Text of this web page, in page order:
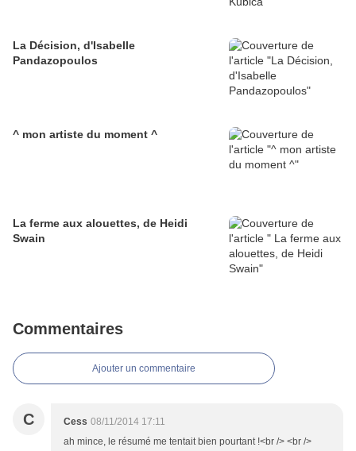
La Décision, d'Isabelle
Pandazopoulos
^ mon artiste du moment ^
La ferme aux alouettes, de Heidi
Swain
Commentaires
Ajouter un commentaire
C Cess 08/11/2014 17:11
ah mince, le résumé me tentait bien pourtant !<br /> <br />